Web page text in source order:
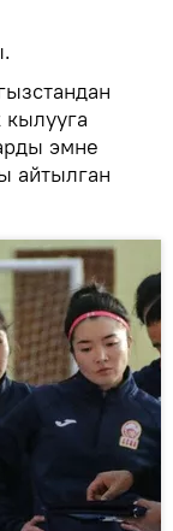
эмне
айтылган